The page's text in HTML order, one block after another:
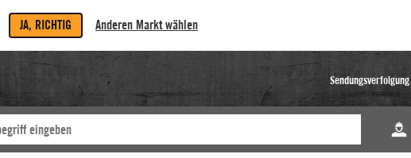
JA, RICHTIG Anderen Markt wählen
Sendungsverfolgung